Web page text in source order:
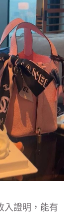
入證明，能有